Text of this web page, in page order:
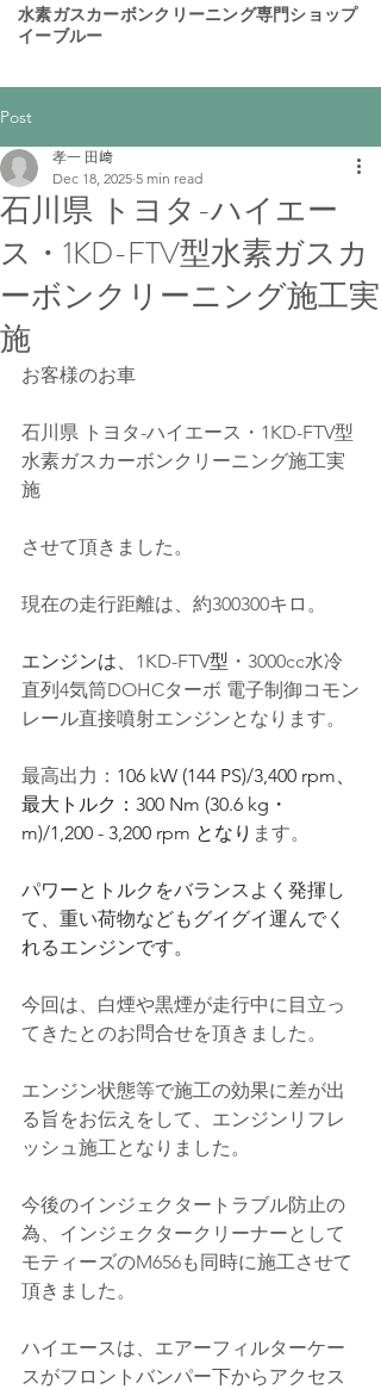
​水素ガスカーボンクリーニング専門ショップ
イーブルー
Post
石川県 トヨタ-ハイエー
ス・1KD-FTV型水素ガスカ
ーボンクリーニング施工実
施
孝一 田﨑
Dec 18, 2025 5 min read
お客様のお車
石川県 トヨタ-ハイエース・1KD-FTV型
水素ガスカーボンクリーニング施工実
施
させて頂きました。
現在の走行距離は、約300300キロ。
エンジンは、 1KD-FTV型 ・3000cc水冷
直列4気筒DOHCターボ 電子制御コモン
レール直接噴射エンジンとなります。
最高出力： 106 kW (144 PS)/3,400 rpm、
最大トルク： 300 Nm (30.6 kg・
m)/1,200 - 3,200 rpm となり ます。
パワーとトルクをバランスよく発揮し
て、重い荷物などもグイグイ運んでく
れるエンジンです。
今回は、白煙や黒煙が走行中に目立っ
てきたとのお問合せを頂きました。
エンジン状態等で施工の効果に差が出
る旨をお伝えをして、 エンジンリフレ
ッシュ施工となりました。
今後のインジェクタートラブル防止の
為、インジェクタークリーナーとして
モティーズのM656も同時に施工させて
頂きました。
ハイエースは、エアーフィルターケー
スがフロントバンパー下からアクセス